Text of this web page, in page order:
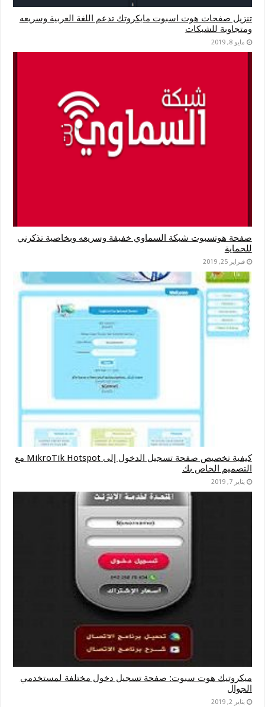
تنزيل صفحات هوت اسبوت مايكروتك تدعم اللغة العربية وسريعه
ومتجاوبة للشبكات
مايو 8, 2019
صفحة هوتسبوت شبكة السماوي خفيفة وسريعه وبخاصية تذكرني
للحماية
فبراير 25, 2019
كيفية تخصيص صفحة تسجيل الدخول إلى MikroTik Hotspot مع
التصميم الخاص بك
يناير 7, 2019
ميكروتيك هوت سبوت: صفحة تسجيل دخول مختلفة لمستخدمي
الجوال
يناير 2, 2019